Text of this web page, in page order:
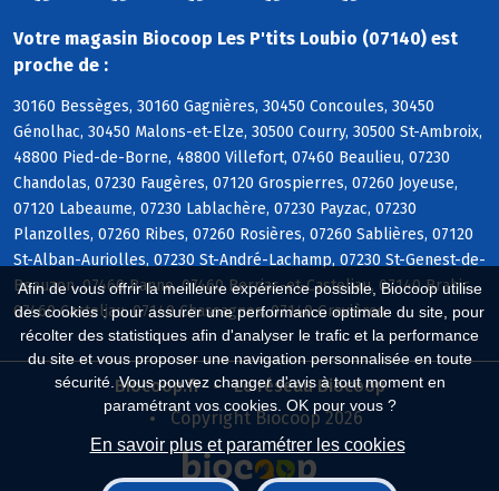
Afin de vous offrir la meilleure expérience possible, Biocoop utilise
des cookies : pour assurer une performance optimale du site, pour
récolter des statistiques afin d'analyser le trafic et la performance
du site et vous proposer une navigation personnalisée en toute
sécurité. Vous pouvez changer d'avis à tout moment en
paramétrant vos cookies. OK pour vous ?
En savoir plus et paramétrer les cookies
Votre magasin Biocoop Les P'tits Loubio (07140) est
proche de :
30160 Bessèges, 30160 Gagnières, 30450 Concoules, 30450
Génolhac, 30450 Malons-et-Elze, 30500 Courry, 30500 St-Ambroix,
48800 Pied-de-Borne, 48800 Villefort, 07460 Beaulieu, 07230
Chandolas, 07230 Faugères, 07120 Grospierres, 07260 Joyeuse,
07120 Labeaume, 07230 Lablachère, 07230 Payzac, 07230
Planzolles, 07260 Ribes, 07260 Rosières, 07260 Sablières, 07120
St-Alban-Auriolles, 07230 St-André-Lachamp, 07230 St-Genest-de-
Beauzon, 07460 Banne, 07460 Berrias-et-Casteljau, 07140 Brahic,
07460 Casteljau, 07140 Chassagnes, 07140 Gravières
Biocoop.fr
Le réseau Biocoop
Copyright Biocoop 2026